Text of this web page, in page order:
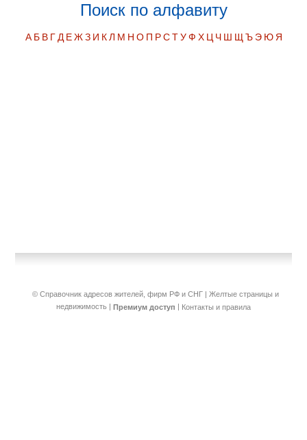
Поиск по алфавиту
А Б В Г Д Е Ж З И К Л М Н О П Р С Т У Ф Х Ц Ч Ш Щ Ъ Э Ю Я
© Справочник адресов жителей, фирм РФ и СНГ | Желтые страницы и
недвижимость | Премиум доступ | Контакты и правила